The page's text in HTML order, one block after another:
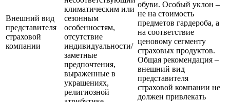
Внешний вид
представителя
страховой
компании
климатическим или
сезонным
особенностям,
отсутствие
индивидуальности/
заметные
предпочтения,
выраженные в
украшениях,
религиозной
обуви. Особый уклон –
не на стоимость
предметов гардероба, а
на соответствие
ценовому сегменту
страховых продуктов.
Общая рекомендация –
внешний вид
представителя
страховой компании не
должен привлекать